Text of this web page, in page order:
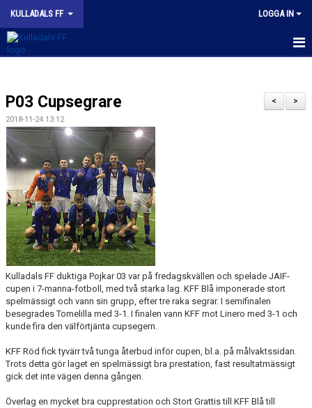
KULLADALS FF LOGGA IN
OM KLUBBEN
NYHETER
KONTAKT
INFORMATION MED POLICY
DOKUMENT
BILDGALLERI
MATCHER
INBETALNING
KFF FACEBOOK
KFF INSTAGRAM
>
<
P03 Cupsegrare
2018-11-24 13:12
Kulladals FF duktiga Pojkar 03 var på fredagskvällen och spelade JAIF-
cupen i 7-manna-fotboll, med två starka lag. KFF Blå imponerade stort
spelmässigt och vann sin grupp, efter tre raka segrar. I semifinalen
besegrades Tomelilla med 3-1. I finalen vann KFF mot Linero med 3-1 och
kunde fira den välförtjänta cupsegern.
KFF Röd fick tyvärr två tunga återbud inför cupen, bl.a. på målvaktssidan.
Trots detta gör laget en spelmässigt bra prestation, fast resultatmässigt
gick det inte vägen denna gången.
Överlag en mycket bra cupprestation och Stort Grattis till KFF Blå till